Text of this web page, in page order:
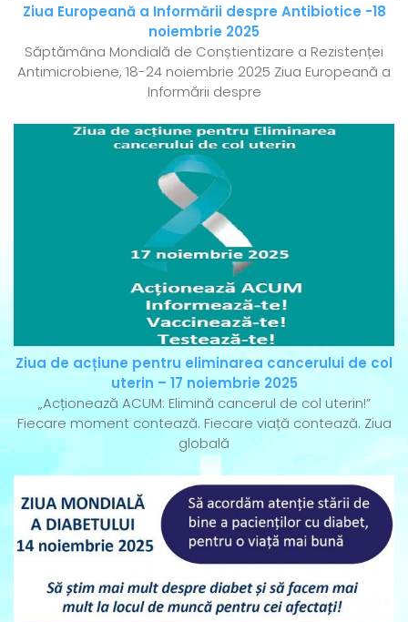
Ziua Europeană a Informării despre Antibiotice -18
noiembrie 2025
Săptămâna Mondială de Conștientizare a Rezistenței
Antimicrobiene, 18-24 noiembrie 2025 Ziua Europeană a
Informării despre
Ziua de acțiune pentru eliminarea cancerului de col
uterin – 17 noiembrie 2025
„Acționează ACUM: Elimină cancerul de col uterin!”
Fiecare moment contează. Fiecare viață contează. Ziua
globală